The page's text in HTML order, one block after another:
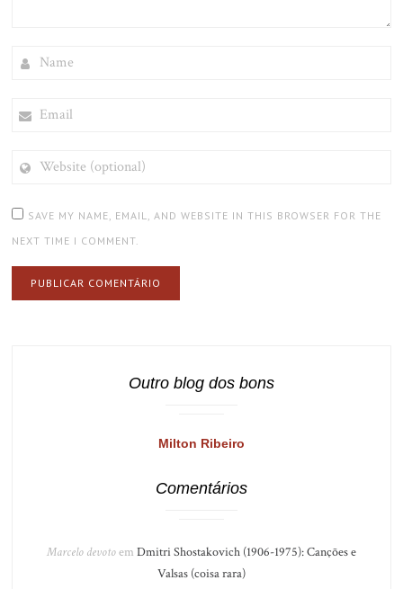
(OPTIONAL)
SAVE MY NAME, EMAIL, AND WEBSITE IN THIS BROWSER FOR THE
NEXT TIME I COMMENT.
Outro blog dos bons
Milton Ribeiro
Comentários
Marcelo devotoem Dmitri Shostakovich (1906-1975): Canções e
Valsas (coisa rara)